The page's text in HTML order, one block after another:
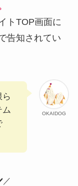
トTOP画面に
告知されてい
OKAIDOG
ム
／